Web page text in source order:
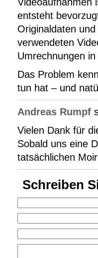
entsteht
Originaldaten
verwendeten
Umrechnungen
Das Problem
tun hat – und
Andreas Rumpf
Vielen Dank für
Sobald uns eine
tatsächlichen
Schreiben